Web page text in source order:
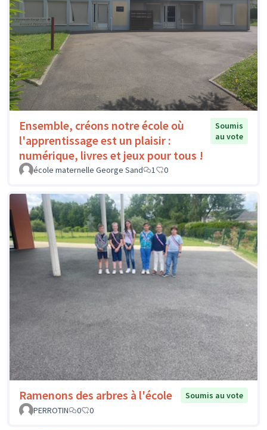
Ensemble, créons notre école où
l'apprentissage est un plaisir :
numérique, livres et jeux pour tous !
Soumis
au vote
école maternelle George Sand 1 0
Ramenons des arbres à l'école
Soumis au vote
PERROTIN
0 0